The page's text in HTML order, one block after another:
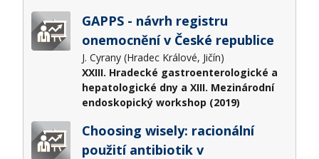
GAPPS - návrh registru
onemocnění v České republice
J. Cyrany (Hradec Králové, Jičín)
XXIII. Hradecké gastroenterologické a
hepatologické dny a XIII. Mezinárodní
endoskopický workshop (2019)
Choosing wisely: racionální
použití antibiotik v